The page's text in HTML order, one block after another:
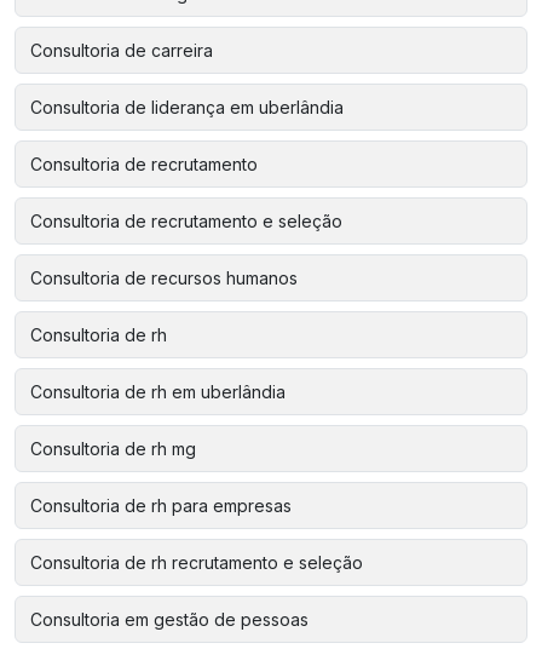
Consultoria de carreira
Consultoria de liderança em uberlândia
Consultoria de recrutamento
Consultoria de recrutamento e seleção
Consultoria de recursos humanos
Consultoria de rh
Consultoria de rh em uberlândia
Consultoria de rh mg
Consultoria de rh para empresas
Consultoria de rh recrutamento e seleção
Consultoria em gestão de pessoas